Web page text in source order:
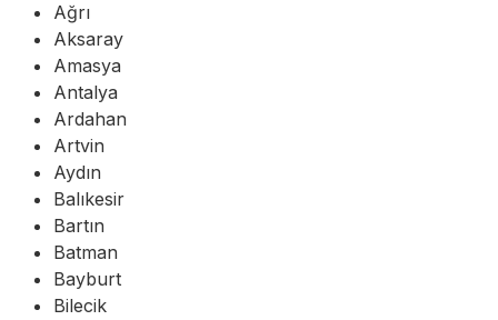
Ağrı
Aksaray
Amasya
Antalya
Ardahan
Artvin
Aydın
Balıkesir
Bartın
Batman
Bayburt
Bilecik